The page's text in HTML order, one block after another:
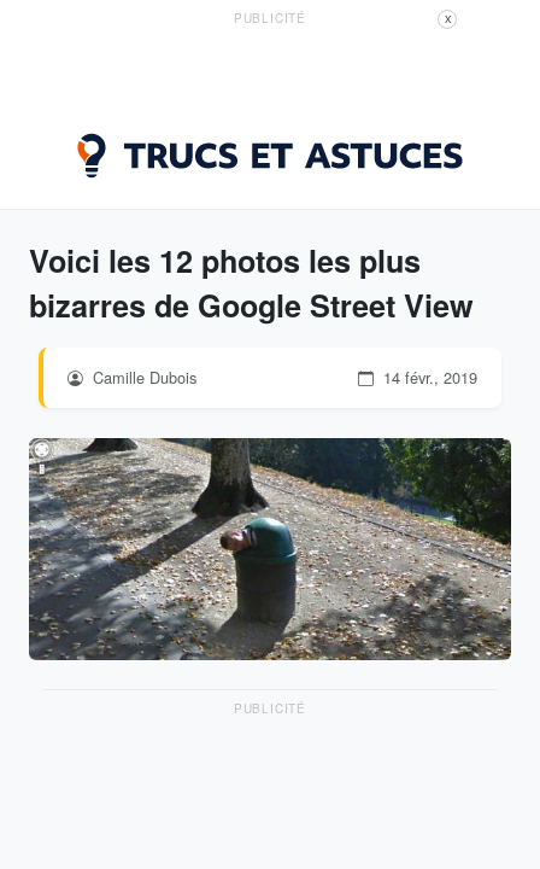
PUBLICITÉ X
Voici les 12 photos les plus
bizarres de Google Street View
Camille Dubois 14 févr., 2019
PUBLICITÉ